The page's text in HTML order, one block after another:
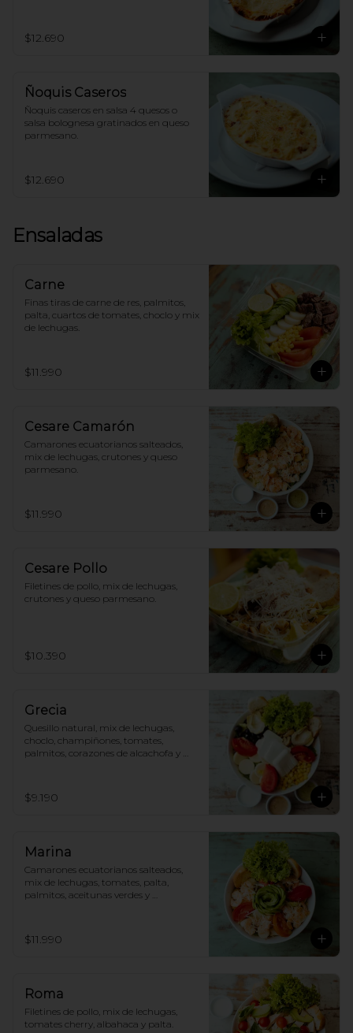
$12.690
Ñoquis Caseros
Ñoquis caseros en salsa 4 quesos o
salsa bolognesa gratinados en queso
parmesano.
$12.690
Ensaladas
Carne
Finas tiras de carne de res, palmitos,
palta, cuartos de tomates, choclo y mix
de lechugas.
$11.990
Cesare Camarón
Camarones ecuatorianos salteados,
mix de lechugas, crutones y queso
parmesano.
$11.990
Cesare Pollo
Filetines de pollo, mix de lechugas,
crutones y queso parmesano.
$10.390
Grecia
Quesillo natural, mix de lechugas,
choclo, champiñones, tomates,
palmitos, corazones de alcachofa y
$9.190
Marina
Camarones ecuatorianos salteados,
mix de lechugas, tomates, palta,
palmitos, aceitunas verdes y
$11.990
Roma
Filetines de pollo, mix de lechugas,
tomates cherry, albahaca y palta.